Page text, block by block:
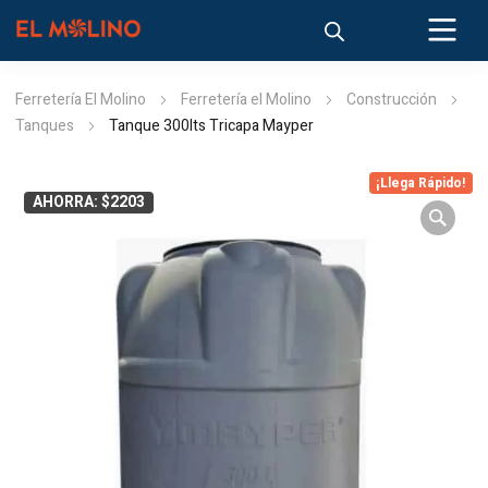
Ferretería El Molino Ferretería el Molino
Construcción
Tanques
Tanque 300lts Tricapa Mayper
AHORRA: $2203
¡Llega Rápido!